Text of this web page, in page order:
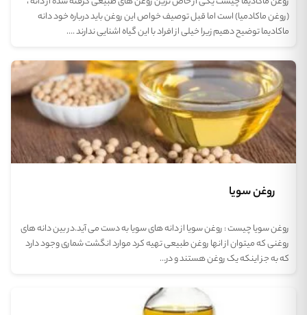
(روغن ماکادمیا) است اما قبل توصیف خواص این روغن باید درباره خود دانه
ماکادیما توضیح دهیم زیرا خیلی از افراد با این گیاه اشنایی ندارند .…
روغن سویا
روغن سویا چیست : روغن سویا از دانه های سویا به دست می آید.در بین دانه های
روغنی که میتوان از انها روغن طبیعی تهیه کرد موارد انگشت شماری وجود دارد
که به جز اینکه یک روغن هستند و در…